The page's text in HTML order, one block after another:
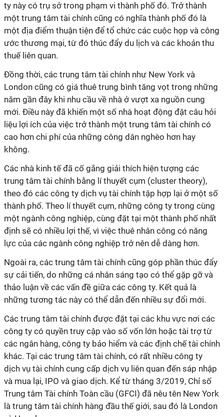
ty này có trụ sở trong phạm vi thành phố đó. Trở thành
một trung tâm tài chính cũng có nghĩa thành phố đó là
một địa điểm thuận tiện để tổ chức các cuộc họp và công
ước thương mại, từ đó thúc đẩy du lịch và các khoản thu
thuế liên quan.
Đồng thời, các trung tâm tài chính như New York và
London cũng có giá thuê trung bình tăng vọt trong những
năm gần đây khi nhu cầu về nhà ở vượt xa nguồn cung
mới. Điều này đã khiến một số nhà hoạt động đặt câu hỏi
liệu lợi ích của việc trở thành một trung tâm tài chính có
cao hơn chi phí của những công dân nghèo hơn hay
không.
Các nhà kinh tế đã cố gắng giải thích hiện tượng các
trung tâm tài chính bằng lí thuyết cụm (cluster theory),
theo đó các công ty dịch vụ tài chính tập hợp lại ở một số
thành phố. Theo lí thuyết cụm, những công ty trong cùng
một ngành công nghiệp, cùng đặt tại một thành phố nhất
định sẽ có nhiều lợi thế, vì việc thuê nhân công có năng
lực của các ngành công nghiệp trở nên dễ dàng hơn.
Ngoài ra, các trung tâm tài chính cũng góp phần thúc đẩy
sự cải tiến, do những cá nhân sáng tạo có thể gặp gỡ và
thảo luận về các vấn đề giữa các công ty. Kết quả là
những tương tác này có thể dẫn đến nhiều sự đổi mới.
Các trung tâm tài chính được đặt tại các khu vực nơi các
công ty có quyền truy cập vào số vốn lớn hoặc tài trợ từ
các ngân hàng, công ty bảo hiểm và các định chế tài chính
khác. Tại các trung tâm tài chính, có rất nhiều công ty
dịch vụ tài chính cung cấp dịch vụ liên quan đến sáp nhập
và mua lại, IPO và giao dịch. Kể từ tháng 3/2019, Chỉ số
Trung tâm Tài chính Toàn cầu (GFCI) đã nêu tên New York
là trung tâm tài chính hàng đầu thế giới, sau đó là London